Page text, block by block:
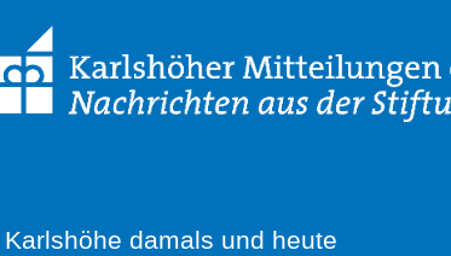
Karlshöhe damals und heute